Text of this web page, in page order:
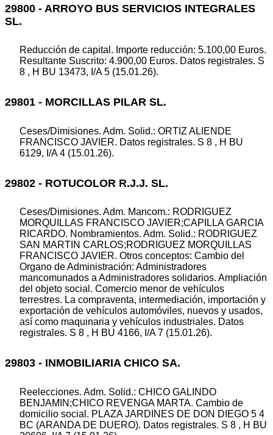
29800 - ARROYO BUS SERVICIOS INTEGRALES
SL.
Reducción de capital. Importe reducción: 5.100,00 Euros.
Resultante Suscrito: 4.900,00 Euros. Datos registrales. S
8 , H BU 13473, I/A 5 (15.01.26).
29801 - MORCILLAS PILAR SL.
Ceses/Dimisiones. Adm. Solid.: ORTIZ ALIENDE
FRANCISCO JAVIER. Datos registrales. S 8 , H BU
6129, I/A 4 (15.01.26).
29802 - ROTUCOLOR R.J.J. SL.
Ceses/Dimisiones. Adm. Mancom.: RODRIGUEZ
MORQUILLAS FRANCISCO JAVIER;CAPILLA GARCIA
RICARDO. Nombramientos. Adm. Solid.: RODRIGUEZ
SAN MARTIN CARLOS;RODRIGUEZ MORQUILLAS
FRANCISCO JAVIER. Otros conceptos: Cambio del
Organo de Administración: Administradores
mancomunados a Administradores solidarios. Ampliación
del objeto social. Comercio menor de vehículos
terrestres. La compraventa, intermediación, importación y
exportación de vehículos automóviles, nuevos y usados,
así como maquinaria y vehículos industriales. Datos
registrales. S 8 , H BU 4166, I/A 7 (15.01.26).
29803 - INMOBILIARIA CHICO SA.
Reelecciones. Adm. Solid.: CHICO GALINDO
BENJAMIN;CHICO REVENGA MARTA. Cambio de
domicilio social. PLAZA JARDINES DE DON DIEGO 5 4
BC (ARANDA DE DUERO). Datos registrales. S 8 , H BU